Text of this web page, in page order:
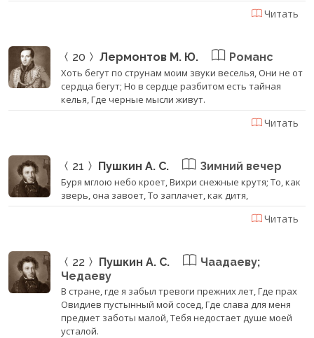
Читать
20 Лермонтов М. Ю. Романс
Хоть бегут по струнам моим звуки веселья, Они не от
сердца бегут; Но в сердце разбитом есть тайная
келья, Где черные мысли живут.
Читать
21 Пушкин А. С. Зимний вечер
Буря мглою небо кроет, Вихри снежные крутя; То, как
зверь, она завоет, То заплачет, как дитя,
Читать
22 Пушкин А. С.
Чаадаеву;
Чедаеву
В стране, где я забыл тревоги прежних лет, Где прах
Овидиев пустынный мой сосед, Где слава для меня
предмет заботы малой, Тебя недостает душе моей
усталой.